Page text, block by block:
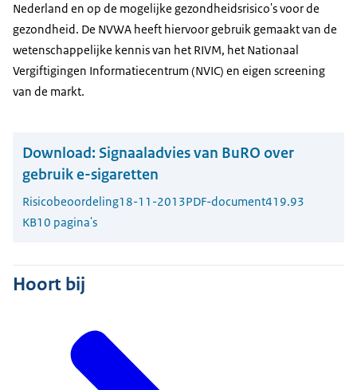
Nederland en op de mogelijke gezondheidsrisico's voor de
gezondheid. De NVWA heeft hiervoor gebruik gemaakt van de
wetenschappelijke kennis van het RIVM, het Nationaal
Vergiftigingen Informatiecentrum (NVIC) en eigen screening
van de markt.
Download: Signaaladvies van BuRO over
gebruik e-sigaretten
Risicobeoordeling18-11-2013PDF-document419.93
KB10 pagina's
Hoort bij